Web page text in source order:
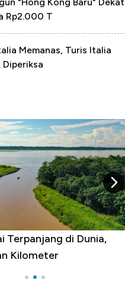
Rp2.000 T
Memanas, Turis Italia
Diperiksa
Terpanjang di Dunia,
Kilometer